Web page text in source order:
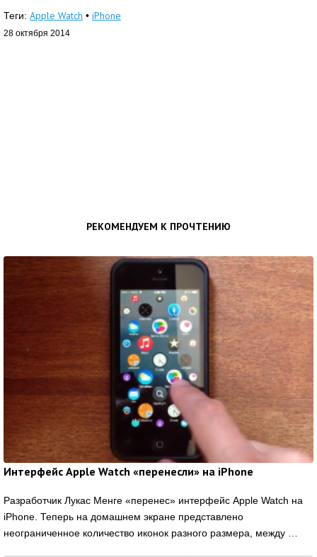
Теги: Apple Watch • iPhone
28 октября 2014
РЕКОМЕНДУЕМ К ПРОЧТЕНИЮ
Интерфейс Apple Watch «перенесли» на iPhone
Разработчик Лукас Менге «перенес» интерфейс Apple Watch на
iPhone. Теперь на домашнем экране представлено
неограниченное количество иконок разного размера, между …